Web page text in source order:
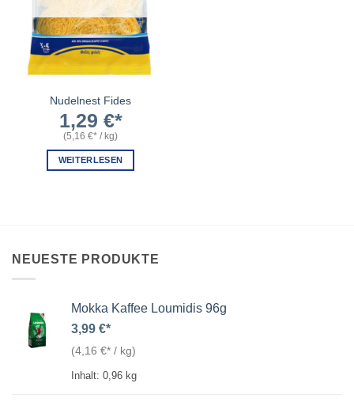
Nudelnest Fides
1,29 €
(5,16 € /kg)
WEITERLESEN
NEUESTE PRODUKTE
Mokka Kaffee Loumidis 96g
3,99 €
(4,16 € / kg)
Inhalt: 0,96 kg